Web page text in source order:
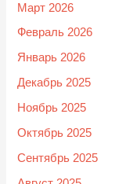
Март 2026
Февраль 2026
Январь 2026
Декабрь 2025
Ноябрь 2025
Октябрь 2025
Сентябрь 2025